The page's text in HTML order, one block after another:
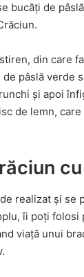
bucăți de
din care
pâslă verde
și apoi
de lemn, care
realizat și se
îi poți folosi
viață unui